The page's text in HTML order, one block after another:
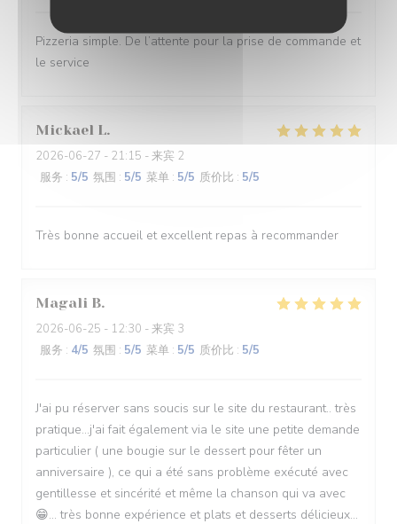
Pizzeria simple. De l’attente pour la prise de commande et
le service
Mickael L
2026-06-27 - 21:15 - 来宾 2
服务 : 5/5 氛围 : 5/5 菜单 : 5/5 质价比 : 5/5
Très bonne accueil et excellent repas à recommander
Magali B
2026-06-25 - 12:30 - 来宾 3
服务 : 4/5 氛围 : 5/5 菜单 : 5/5 质价比 : 5/5
J'ai pu réserver sans soucis sur le site du restaurant.. très
pratique...j'ai fait également via le site une petite demande
particulier ( une bougie sur le dessert pour fêter un
anniversaire ), ce qui a été sans problème exécuté avec
gentillesse et sincérité et même la chanson qui va avec
😁... très bonne expérience et plats et desserts délicieux...